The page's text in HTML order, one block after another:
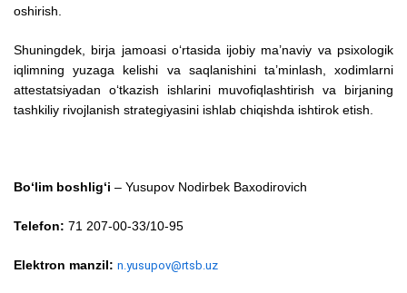
oshirish.
Shuningdek, birja jamoasi o‘rtasida ijobiy ma’naviy va psixologik
iqlimning yuzaga kelishi va saqlanishini ta’minlash, xodimlarni
attestatsiyadan o‘tkazish ishlarini muvofiqlashtirish va birjaning
tashkiliy rivojlanish strategiyasini ishlab chiqishda ishtirok etish.
Bo‘lim boshlig‘i – Yusupov Nodirbek Baxodirovich
Telefon: 71 207-00-33/10-95
Elektron manzil: n.yusupov@rtsb.uz